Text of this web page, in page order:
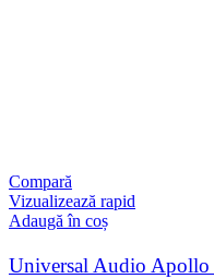
Compară
Vizualizează rapid
Adaugă în coș
Universal Audio